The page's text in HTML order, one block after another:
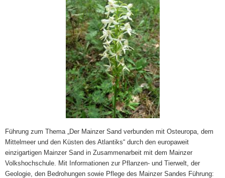
Führung zum Thema „Der Mainzer Sand verbunden mit Osteuropa, dem
Mittelmeer und den Küsten des Atlantiks“ durch den europaweit
einzigartigen Mainzer Sand in Zusammenarbeit mit dem Mainzer
Volkshochschule. Mit Informationen zur Pflanzen- und Tierwelt, der
Geologie, den Bedrohungen sowie Pflege des Mainzer Sandes Führung: